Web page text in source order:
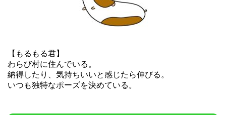
【もるもる君】
わらび村に住んでいる。
納得したり、気持ちいいと感じたら伸びる。
いつも独特なポーズを決めている。